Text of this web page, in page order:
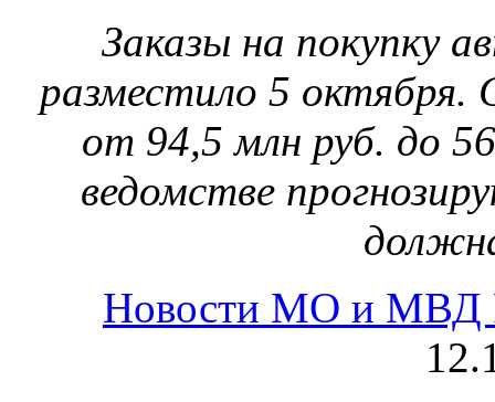
Заказы на покупку
разместило 5 октября.
от 94,5 млн руб. до
ведомстве
Новости МО и МВД